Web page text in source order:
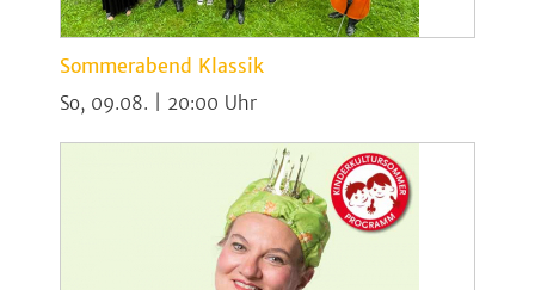
Sommerabend Klassik
So, 09.08. | 20:00